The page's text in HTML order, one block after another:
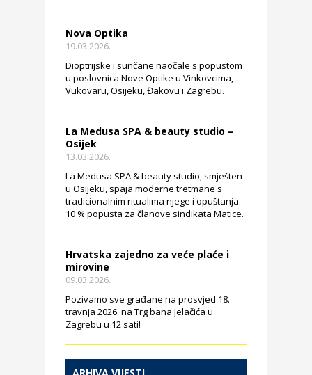
Nova Optika
19.03.2026.
Dioptrijske i sunčane naočale s popustom
u poslovnica Nove Optike u Vinkovcima,
Vukovaru, Osijeku, Đakovu i Zagrebu.
La Medusa SPA & beauty studio –
Osijek
13.03.2026.
La Medusa SPA & beauty studio, smješten
u Osijeku, spaja moderne tretmane s
tradicionalnim ritualima njege i opuštanja.
10 % popusta za članove sindikata Matice.
Hrvatska zajedno za veće plaće i
mirovine
09.03.2026.
Pozivamo sve građane na prosvjed 18.
travnja 2026. na Trg bana Jelačića u
Zagrebu u 12 sati!